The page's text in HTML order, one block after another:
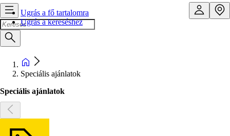
Ugrás a fő tartalomra
Ugrás a kereséshez
Speciális ajánlatok
Speciális ajánlatok